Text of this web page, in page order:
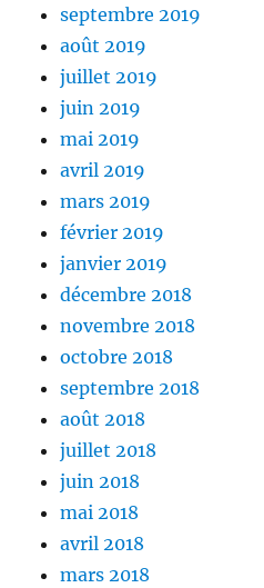
septembre 2019
août 2019
juillet 2019
juin 2019
mai 2019
avril 2019
mars 2019
février 2019
janvier 2019
décembre 2018
novembre 2018
octobre 2018
septembre 2018
août 2018
juillet 2018
juin 2018
mai 2018
avril 2018
mars 2018